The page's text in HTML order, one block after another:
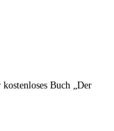
Buch „Der